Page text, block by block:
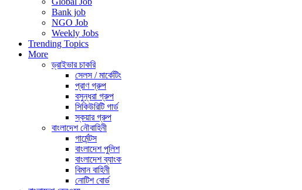
Bank job
NGO Job
Weekly Jobs
Trending Topics
More
ড্রাইভার চাকরি
সেলস / মার্কেটিং
প্রাণ গ্রুপ
বসুন্ধরা গ্রুপ
সিকিউরিটি গার্ড
স্কয়ার গ্রুপ
বাংলাদেশ নৌবাহিনী
গার্মেন্টস
বাংলাদেশ পুলিশ
বাংলাদেশ ব্যাংক
বিমান বাহিনী
নোটিশ বোর্ড